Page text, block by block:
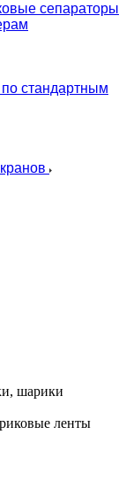
сепараторы
стандартным
шарики
ленты